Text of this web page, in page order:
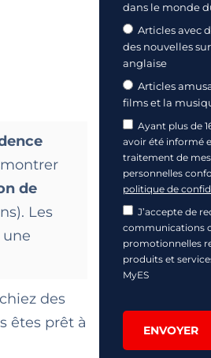
de
Les
des
êtes prêt à
dans le monde
Articles avec
des nouvelles
anglaise
Articles
films et la
Ayant plus de
avoir été informé
traitement de
personnelles
politique de
J’accepte de
communications
promotionnelles
produits et
MyES
ENVOYER